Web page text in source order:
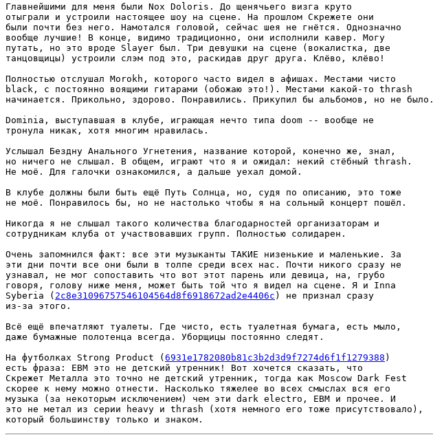
Главнейшими для меня были Nox Doloris. До щенячьего визга круто
отыграли и устроили настоящее шоу на сцене. На прошлом Скрежете они
были почти без него. Намотался головой, сейчас шея не гнётся. Однозначно
вообще лучшие! В конце, видимо традиционно, они исполнили кавер. Могу
путать, но это вроде Slayer был. Три девушки на сцене (вокалистка, две
танцовщицы) устроили слэм под это, раскидав друг друга. Клёво, клёво!
Полностью отслушал Morokh, которого часто видел в афишах. Местами чисто
black, с постоянно воящими гитарами (обожаю это!). Местами какой-то thrash
начинается. Прикольно, здорово. Понравились. Прикупил бы альбомов, но не было.
Dominia, выступавшая в клубе, играющая нечто типа doom -- вообще не
тронула никак, хотя многим нравилась.
Услышал Бездну Анального Угнетения, название которой, конечно же, знал,
но ничего не слышал. В общем, играют что я и ожидал: некий стёбный thrash.
Не моё. Для галочки ознакомился, а дальше уехал домой.
В клубе должны были быть ещё Путь Солнца, но, судя по описанию, это тоже
не моё. Понравилось бы, но не настолько чтобы я на сольный концерт пошёл.
Никогда я не слышал такого количества благодарностей организаторам и
сотрудникам клуба от участвовавших групп. Полностью солидарен.
Очень запомнился факт: все эти музыканты ТАКИЕ низенькие и маленькие. За
эти дни почти все они были в толпе среди всех нас. Почти никого сразу не
узнавал, не мог сопоставить что вот этот парень или девица, на, грубо
говоря, голову ниже меня, может быть той что я видел на сцене. Я и Inna
Syberia ( 2c8e31096757546104564d8f6918672ad2e4406c ) не признал сразу
из-за этого.
Всё ещё впечатляют туалеты. Где чисто, есть туалетная бумага, есть мыло,
даже бумажные полотенца всегда. Уборщицы постоянно следят.
На футболках Strong Product ( 6931e1782080b81c3b2d3d9f7274d6f1f1279388 )
есть фраза: EBM это не детский утренник! Вот хочется сказать, что
Скрежет Металла это точно не детский утренник, тогда как Moscow Dark Fest
скорее к нему можно отнести. Насколько тяжелее во всех смыслах вся его
музыка (за некоторым исключением) чем эти dark electro, EBM и прочее. И
это не метал из серии heavy и thrash (хотя немного его тоже присутствовало),